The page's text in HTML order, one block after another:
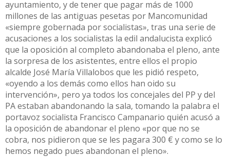
ayuntamiento, y de tener que pagar más de 1000
millones de las antiguas pesetas por Mancomunidad
«siempre gobernada por socialistas», tras una serie de
acusaciones a los socialistas la edil andalucista explicó
que la oposición al completo abandonaba el pleno, ante
la sorpresa de los asistentes, entre ellos el propio
alcalde José María Villalobos que les pidió respeto,
«oyendo a los demás como ellos han oido su
intervención», pero ya todos los concejales del PP y del
PA estaban abandonando la sala, tomando la palabra el
portavoz socialista Francisco Campanario quién acusó a
la oposición de abandonar el pleno «por que no se
cobra, nos pidieron que se les pagara 300 € y como se lo
hemos negado pues abandonan el pleno».